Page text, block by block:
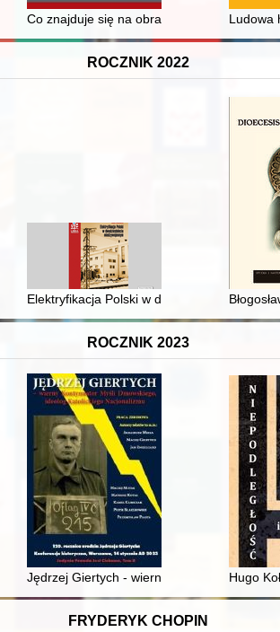
Zbiorów w Muzeum Etnograficznym w
Co znajduje się na obrazach HenrykaLudowa
ROCZNIK 2022
w Domu Muzealnym w Opatowie :
Elektryfikacja Polski w dwudziestoleciu
ROCZNIK 2023
źródłowehistorii Kościoła, Wyższe Seminarium
Jędrzej Giertych - wierny kontynuator myśli
Hugo
FRYDERYK CHOPIN